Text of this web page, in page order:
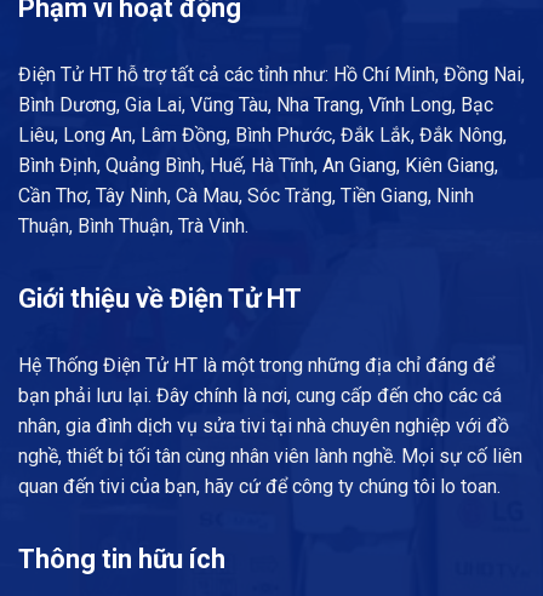
Phạm vi hoạt động
Điện Tử HT hỗ trợ tất cả các tỉnh như: Hồ Chí Minh, Đồng Nai,
Bình Dương, Gia Lai, Vũng Tàu, Nha Trang, Vĩnh Long, Bạc
Liêu, Long An, Lâm Đồng, Bình Phước, Đắk Lắk, Đắk Nông,
Bình Định, Quảng Bình, Huế, Hà Tĩnh, An Giang, Kiên Giang,
Cần Thơ, Tây Ninh, Cà Mau, Sóc Trăng, Tiền Giang, Ninh
Thuận, Bình Thuận, Trà Vinh.
Giới thiệu về Điện Tử HT
Hệ Thống Điện Tử HT là một trong những địa chỉ đáng để
bạn phải lưu lại. Đây chính là nơi, cung cấp đến cho các cá
nhân, gia đình dịch vụ sửa tivi tại nhà chuyên nghiệp với đồ
nghề, thiết bị tối tân cùng nhân viên lành nghề. Mọi sự cố liên
quan đến tivi của bạn, hãy cứ để công ty chúng tôi lo toan.
Thông tin hữu ích